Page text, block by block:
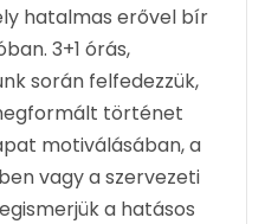
hatalmas erővel bír
3+1 órás,
során felfedezzük,
történet
motiválásában, a
vagy a szervezeti
a hatásos